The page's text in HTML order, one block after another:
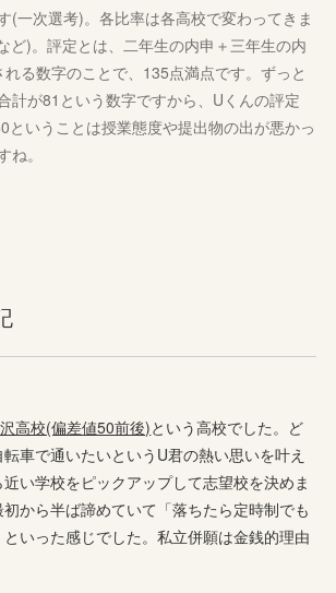
(一次選考)。各比率は各高校で変わってきま
ど)。評定とは、二年生の内申＋三年生の内
る数字のことで、135点満点です。ずっと
計が81という数字ですから、Uくんの評定
ということは授業態度や提出物の出が悪かっ
ね。
高校(偏差値50前後)という高校でした。ど
車で通いたいというU君の熱い思いを叶え
い学校をピックアップして志望校を決めま
から半ば諦めていて「落ちたら定時制でも
いった感じでした。私立併願は金銭的理由